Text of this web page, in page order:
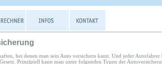
bei denen man sein Auto versichern kann. Und jeder Autofahrer
Prinzipiell kann man unter folgenden Typen der